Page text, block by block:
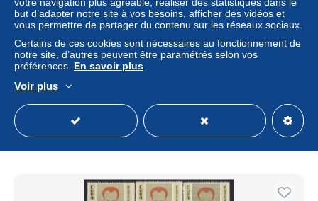
TIMBRES CUBA 8 TIMBRES CORRERO AERO POSTE
± 11,56 $US
Statut Particulier
but d’adapter notre site à vos besoins, afficher des vidéos et
vous permettre de partager du contenu sur les réseaux sociaux.
Certains de ces cookies sont nécessaires au fonctionnement de
notre site, d’autres peuvent être paramétrés selon vos
préférences. En savoir plus
Voir plus